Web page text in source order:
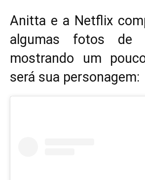
Anitta e a Netflix
algumas fotos de
mostrando um
será sua personagem: